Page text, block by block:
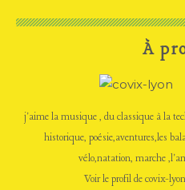
À
j'aime la musique , du classique à la
historique, poésie,aventures,les
vélo,natation, marche
Voir le profil decovix-lyon